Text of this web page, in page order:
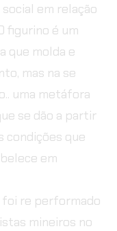
em relação
figurino é um
que molda e
mas na se
uma metáfora
se dão a partir
condições que
em
re performado
mineiros no